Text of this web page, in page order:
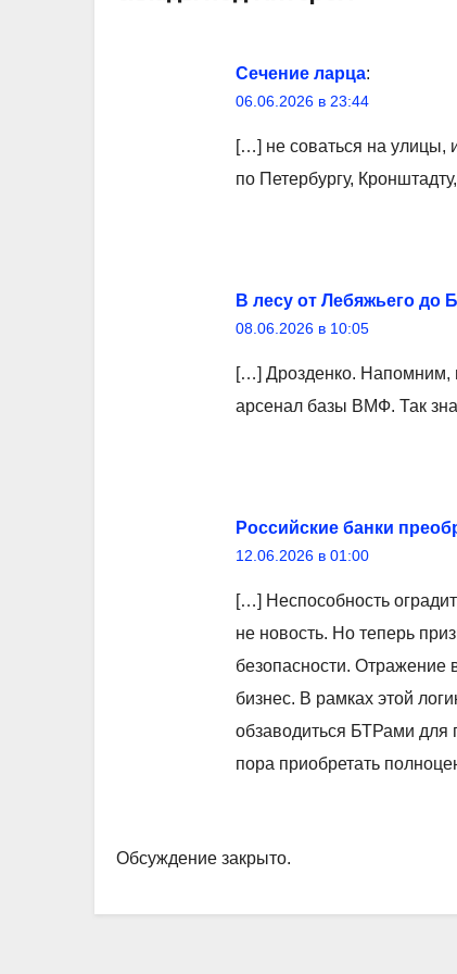
Сечение ларца:
06.06.2026 в 23:44
[…] не соваться на улицы,
по Петербургу,
В лесу от Лебяжьего
08.06.2026 в 10:05
[…] Дрозденко. Напомним,
арсенал базы ВМФ. Так
Российские банки
12.06.2026 в 01:00
[…] Неспособность
не новость. Но теперь
безопасности. Отражение
бизнес. В рамках этой
обзаводиться БТРами для
пора приобретать
Обсуждение закрыто.